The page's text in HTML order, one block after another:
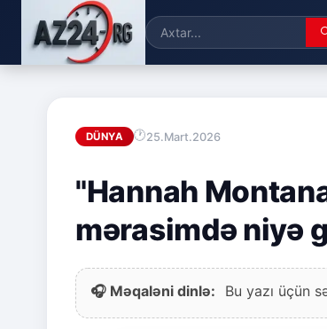
DÜNYA 25.Mart.2026
"Hannah
mərasimdə niyə
🎧 Məqaləni dinlə: Bu yazı üçün